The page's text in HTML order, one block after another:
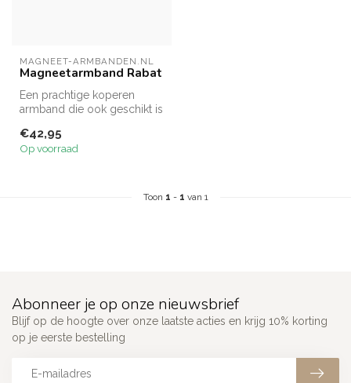
MAGNEET-ARMBANDEN.NL
Magneetarmband Rabat
Een prachtige koperen
armband die ook geschikt is
dragen.
€42,95
Op voorraad
Toon 1 - 1 van 1
Abonneer je op onze nieuwsbrief
Blijf op de hoogte over onze laatste acties en krijg 10% korting
op je eerste bestelling